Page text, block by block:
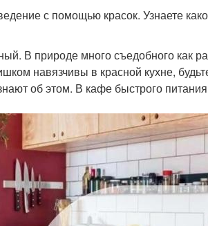
с помощью красок. Узнаете
В природе много съедобного как
навязчивы в красной кухне,
об этом. В кафе быстрого